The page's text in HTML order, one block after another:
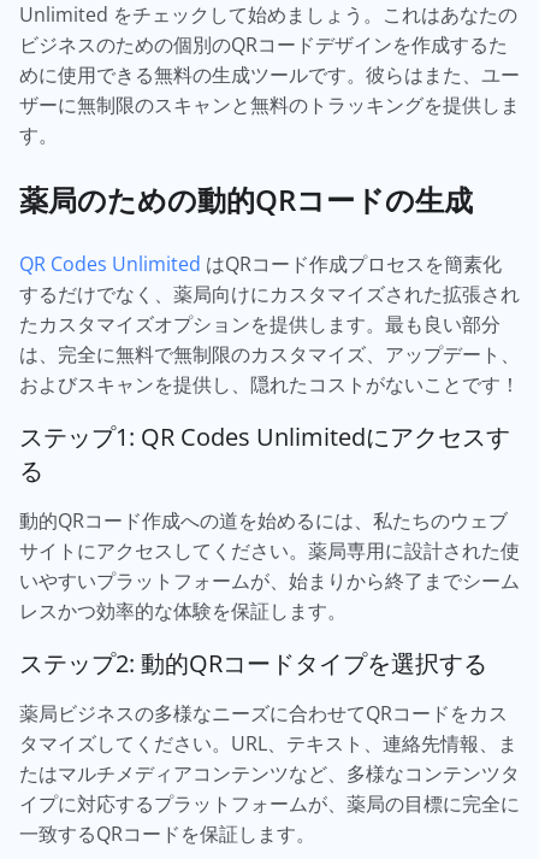
Unlimited をチェックして始めましょう。これはあなたの
ビジネスのための個別のQRコードデザインを作成するた
めに使用できる無料の生成ツールです。彼らはまた、ユー
ザーに無制限のスキャンと無料のトラッキングを提供しま
す。
薬局のための動的QRコードの生成
QR Codes Unlimited はQRコード作成プロセスを簡素化
するだけでなく、薬局向けにカスタマイズされた拡張され
たカスタマイズオプションを提供します。最も良い部分
は、完全に無料で無制限のカスタマイズ、アップデート、
およびスキャンを提供し、隠れたコストがないことです！
ステップ1: QR Codes Unlimitedにアクセスす
る
動的QRコード作成への道を始めるには、私たちのウェブ
サイトにアクセスしてください。薬局専用に設計された使
いやすいプラットフォームが、始まりから終了までシーム
レスかつ効率的な体験を保証します。
ステップ2: 動的QRコードタイプを選択する
薬局ビジネスの多様なニーズに合わせてQRコードをカス
タマイズしてください。URL、テキスト、連絡先情報、ま
たはマルチメディアコンテンツなど、多様なコンテンツタ
イプに対応するプラットフォームが、薬局の目標に完全に
一致するQRコードを保証します。